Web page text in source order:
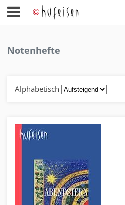
Notenhefte
Alphabetisch